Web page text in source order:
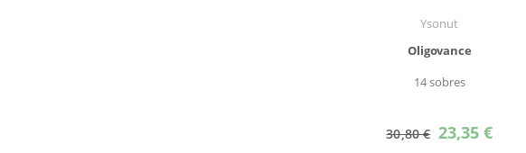
Ysonut
Oligovance
14 sobres
30,80 € Precio
especial
23,35 €